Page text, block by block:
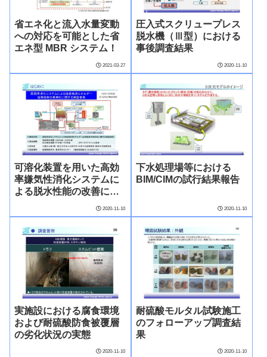
省エネ化と流入水量変動
への対応を可能とした省
エネ型 MBR システム！
2021-03-27
圧入式スクリュープレス
脱水機（Ⅲ型）における
事後調査結果
2020-11-10
可溶化装置を用いた高効
率嫌気性消化システムに
よる脱水性能の改善につ
2020-11-10
下水処理場等における
BIM/CIMの試行結果報告
2020-11-10
実施設における腐食環境
および耐硫酸防食被覆層
の劣化状況の実態
2020-11-10
耐硫酸モルタル試験施工
のフォローアップ調査結
果
2020-11-10